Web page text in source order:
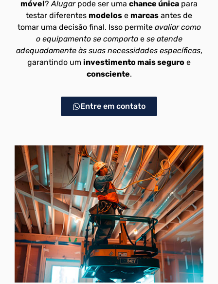
móvel? Alugarpode ser uma chance única para
testar diferentes modelos e marcas antes de
tomar uma decisão final. Isso permite avaliar como
o equipamento se comportae se atende
adequadamente às suas necessidades específicas,
garantindo um investimento mais seguro e
consciente.
Entre em contato